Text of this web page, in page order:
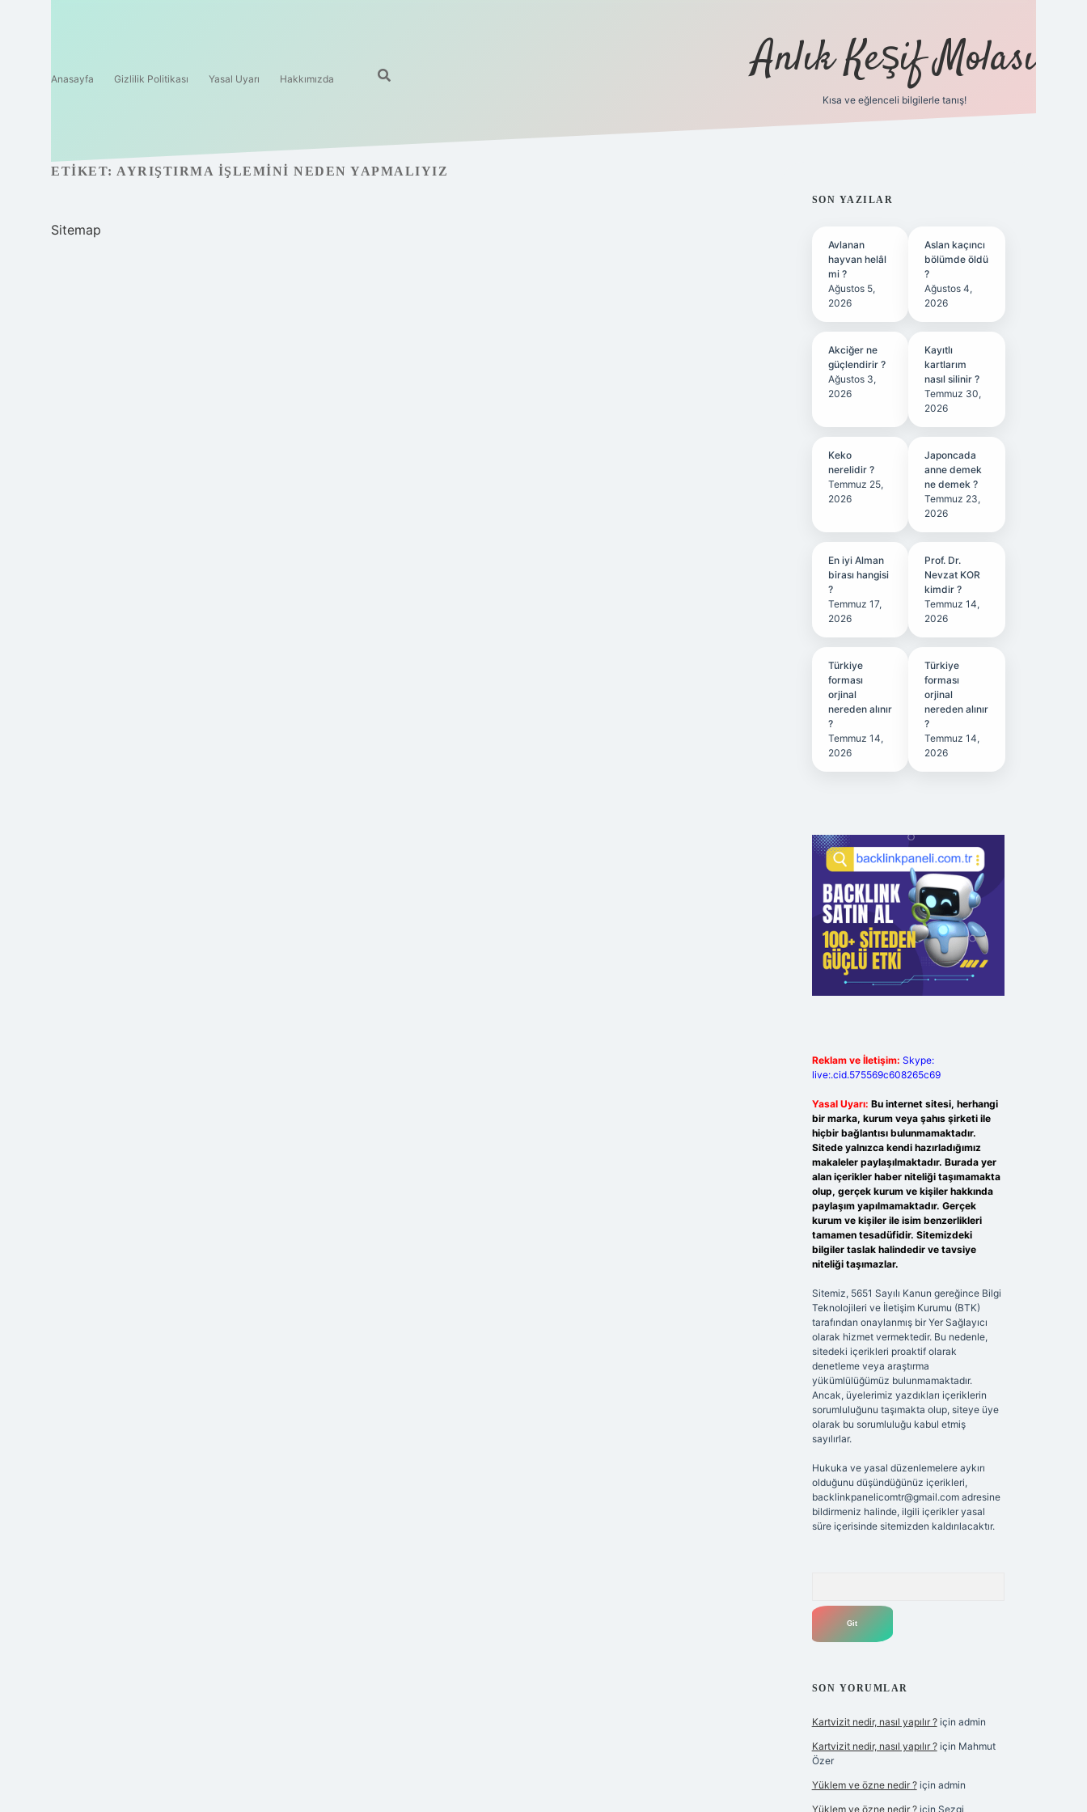
Anasayfa Gizlilik Politikası Yasal Uyarı Hakkımızda Anlık Keşif Molası
Kısa ve eğlenceli bilgilerle tanış!
ETIKET: AYRIŞTIRMA IŞLEMINI NEDEN YAPMALIYIZ
Sitemap
SIDEBAR
SON YAZILAR
Avlanan
hayvan helâl
mi ?
Ağustos 5,
2026
Aslan kaçıncı
bölümde öldü
?
Ağustos 4,
2026
Akciğer ne
güçlendirir ?
Ağustos 3,
2026
Kayıtlı
kartlarım
nasıl silinir ?
Temmuz 30,
2026
Keko
nerelidir ?
Temmuz 25,
2026
Japoncada
anne demek
ne demek ?
Temmuz 23,
2026
En iyi Alman
birası hangisi
?
Temmuz 17,
2026
Prof. Dr.
Nevzat KOR
kimdir ?
Temmuz 14,
2026
Türkiye
forması
orjinal
nereden alınır
?
Temmuz 14,
2026
Türkiye
forması
orjinal
nereden alınır
?
Temmuz 14,
2026
Reklam ve İletişim: Skype:
live:.cid.575569c608265c69
Yasal Uyarı: Bu internet sitesi, herhangi
bir marka, kurum veya şahıs şirketi ile
hiçbir bağlantısı bulunmamaktadır.
Sitede yalnızca kendi hazırladığımız
makaleler paylaşılmaktadır. Burada yer
alan içerikler haber niteliği taşımamakta
olup, gerçek kurum ve kişiler hakkında
paylaşım yapılmamaktadır. Gerçek
kurum ve kişiler ile isim benzerlikleri
tamamen tesadüfidir. Sitemizdeki
bilgiler taslak halindedir ve tavsiye
niteliği taşımazlar.
Sitemiz, 5651 Sayılı Kanun gereğince Bilgi
Teknolojileri ve İletişim Kurumu (BTK)
tarafından onaylanmış bir Yer Sağlayıcı
olarak hizmet vermektedir. Bu nedenle,
sitedeki içerikleri proaktif olarak
denetleme veya araştırma
yükümlülüğümüz bulunmamaktadır.
Ancak, üyelerimiz yazdıkları içeriklerin
sorumluluğunu taşımakta olup, siteye üye
olarak bu sorumluluğu kabul etmiş
sayılırlar.
Hukuka ve yasal düzenlemelere aykırı
olduğunu düşündüğünüz içerikleri,
backlinkpanelicomtr@gmail.comadresine
bildirmeniz halinde, ilgili içerikler yasal
süre içerisinde sitemizden kaldırılacaktır.
SON YORUMLAR
Kartvizit nedir, nasıl yapılır ?için admin
Kartvizit nedir, nasıl yapılır ?için Mahmut
Özer
Yüklem ve özne nedir ?için admin
Yüklem ve özne nedir ?için Sezgi